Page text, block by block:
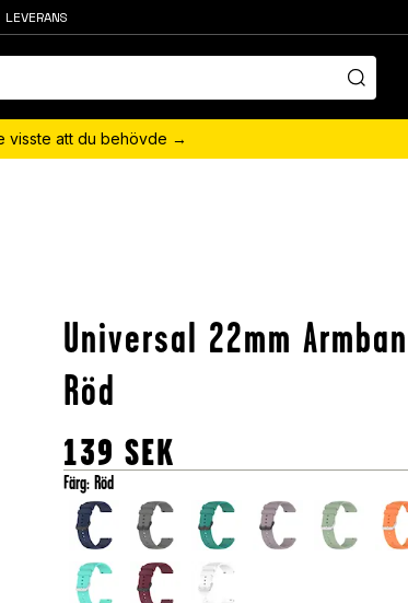
visste att du behövde →
Universal 22mm
Röd
139 SEK
Färg: Röd